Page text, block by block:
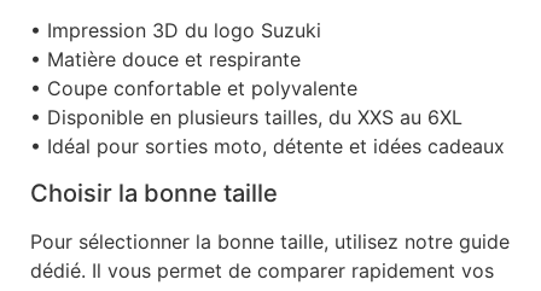
• Impression 3D du logo Suzuki
• Matière douce et respirante
• Coupe confortable et polyvalente
• Disponible en plusieurs tailles, du XXS au 6XL
• Idéal pour sorties moto, détente et idées cadeaux
Choisir la bonne taille
Pour sélectionner la bonne taille, utilisez notre guide
dédié. Il vous permet de comparer rapidement vos